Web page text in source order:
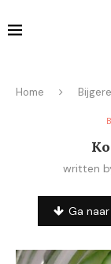
Home
written
Ga